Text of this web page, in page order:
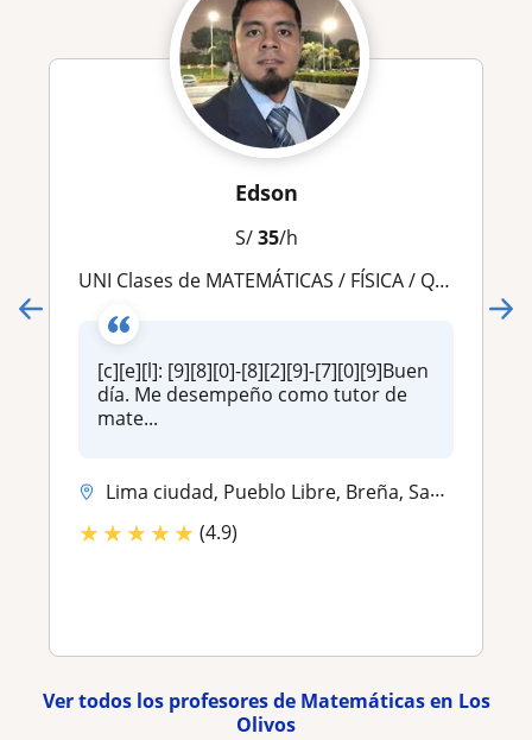
Edson
S/35/h
UNI Clases de MATEMÁTICAS / FÍSICA / QUÍMICA virtuales y presenciales (nivel básico a UNI)
[c][e][l]: [9][8][0]-[8][2][9]-[7][0][9]Buen
día. Me desempeño como tutor de
mate...
Lima ciudad, Pueblo Libre, Breña, San Miguel, Independencia, Jesús Mar...
★★★★★ (4.9)
Ver todos los profesores de Matemáticas en Los
Olivos